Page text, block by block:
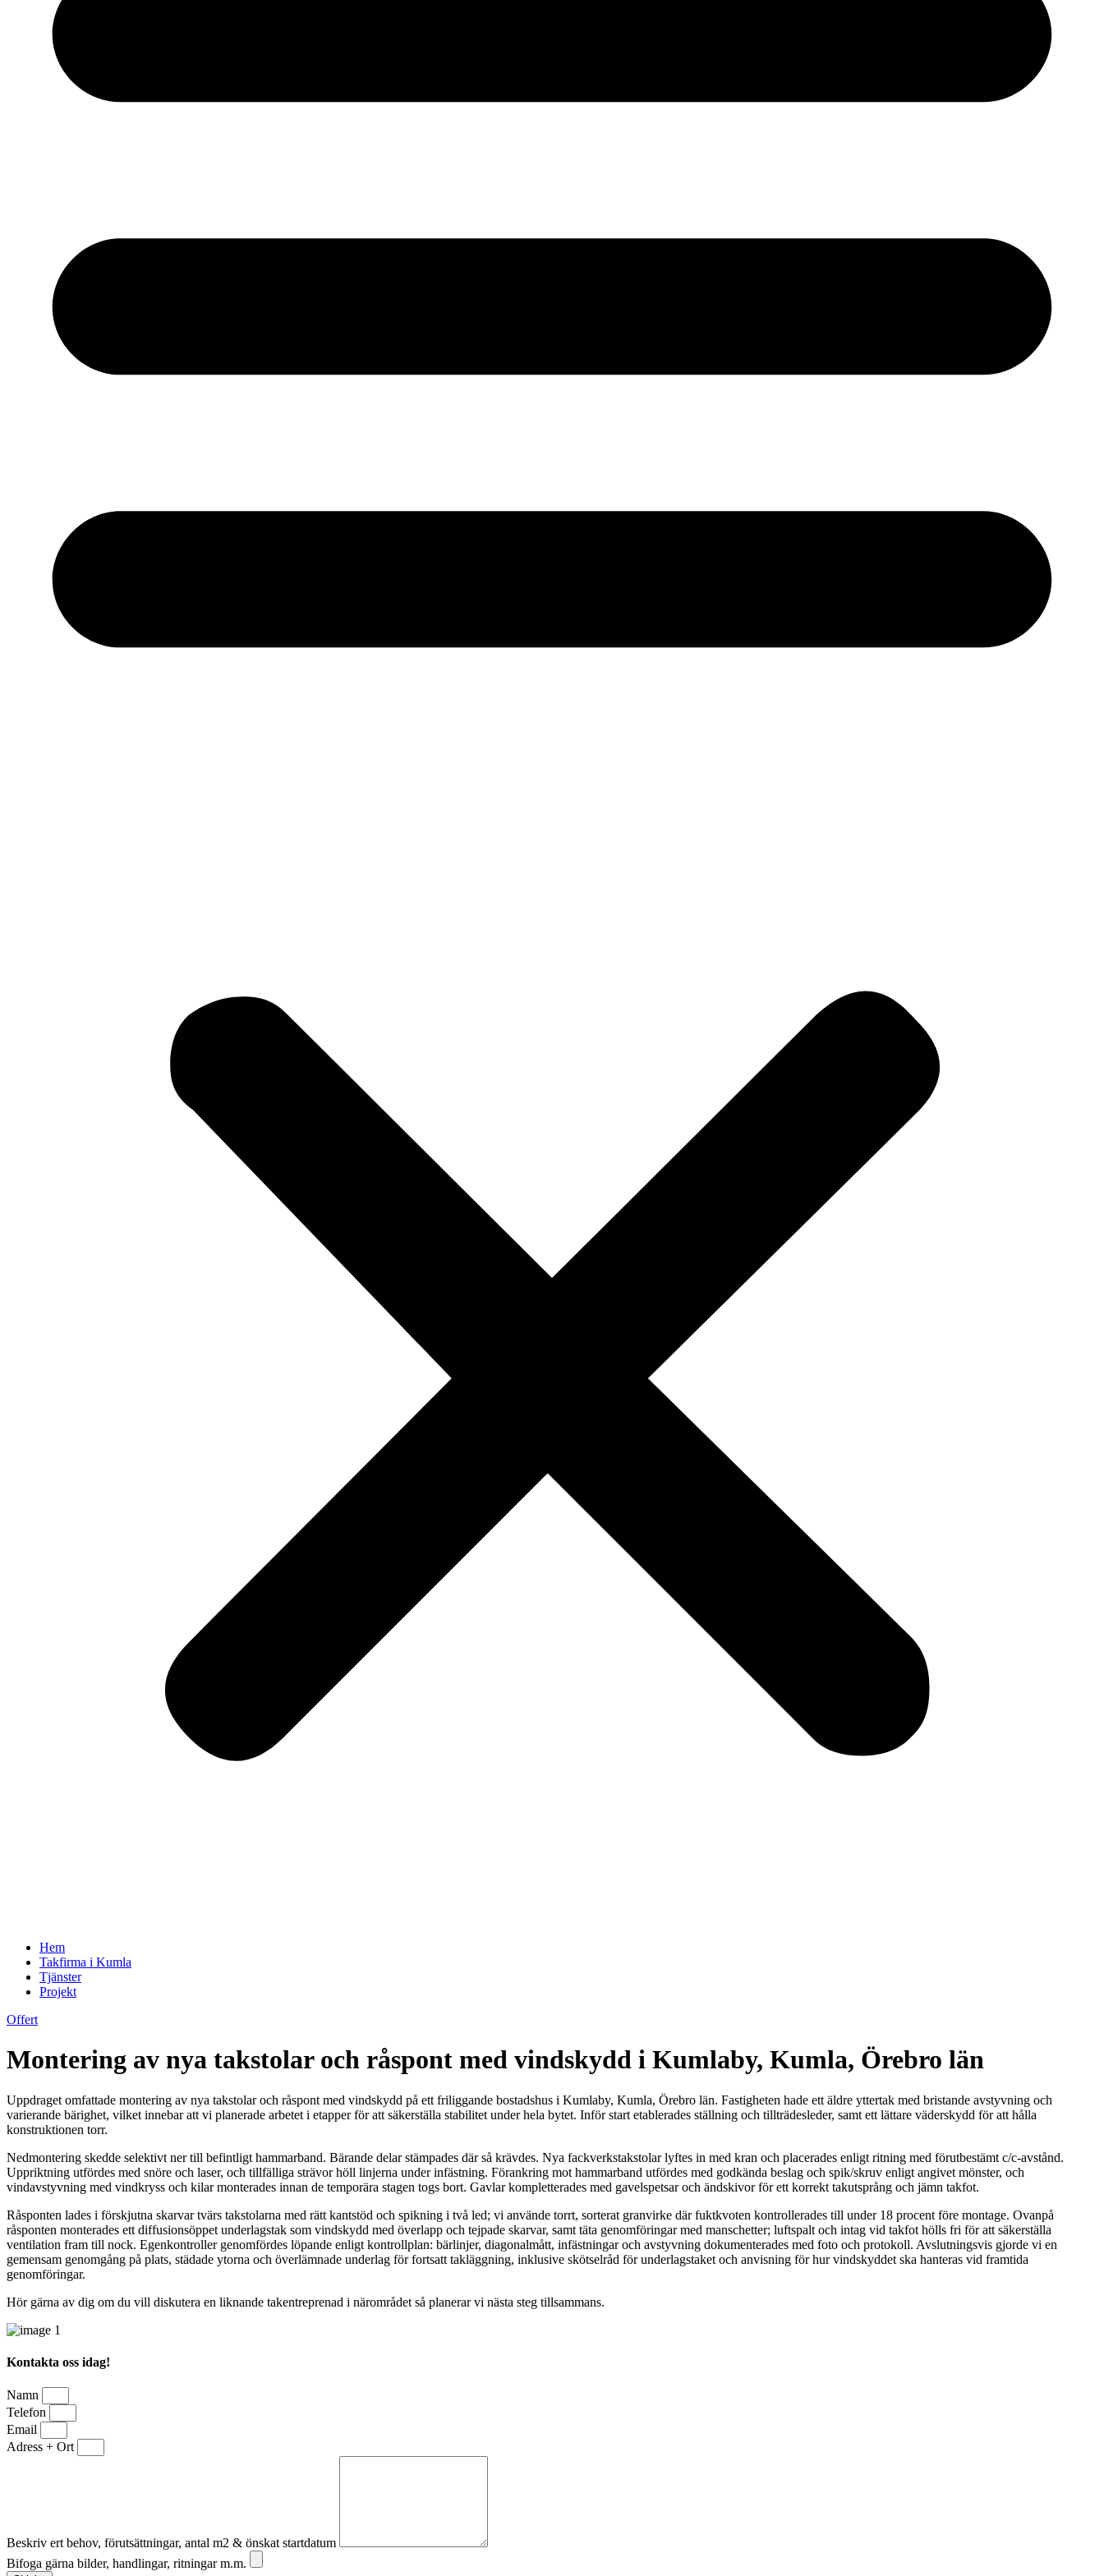
Hem
Takfirma i Kumla
Tjänster
Projekt
Offert
Montering av nya takstolar och råspont med vindskydd i Kumlaby, Kumla, Örebro län
Uppdraget omfattade montering av nya takstolar och råspont med vindskydd på ett friliggande bostadshus i Kumlaby, Kumla, Örebro län. Fastigheten hade ett äldre yttertak med bristande avstyvning och
varierande bärighet, vilket innebar att vi planerade arbetet i etapper för att säkerställa stabilitet under hela bytet. Inför start etablerades ställning och tillträdesleder, samt ett lättare väderskydd för att hålla
konstruktionen torr.
Nedmontering skedde selektivt ner till befintligt hammarband. Bärande delar stämpades där så krävdes. Nya fackverkstakstolar lyftes in med kran och placerades enligt ritning med förutbestämt c/c‑avstånd.
Uppriktning utfördes med snöre och laser, och tillfälliga strävor höll linjerna under infästning. Förankring mot hammarband utfördes med godkända beslag och spik/skruv enligt angivet mönster, och
vindavstyvning med vindkryss och kilar monterades innan de temporära stagen togs bort. Gavlar kompletterades med gavelspetsar och ändskivor för ett korrekt takutsprång och jämn takfot.
Råsponten lades i förskjutna skarvar tvärs takstolarna med rätt kantstöd och spikning i två led; vi använde torrt, sorterat granvirke där fuktkvoten kontrollerades till under 18 procent före montage. Ovanpå
råsponten monterades ett diffusionsöppet underlagstak som vindskydd med överlapp och tejpade skarvar, samt täta genomföringar med manschetter; luftspalt och intag vid takfot hölls fri för att säkerställa
ventilation fram till nock. Egenkontroller genomfördes löpande enligt kontrollplan: bärlinjer, diagonalmått, infästningar och avstyvning dokumenterades med foto och protokoll. Avslutningsvis gjorde vi en
gemensam genomgång på plats, städade ytorna och överlämnade underlag för fortsatt takläggning, inklusive skötselråd för underlagstaket och anvisning för hur vindskyddet ska hanteras vid framtida
genomföringar.
Hör gärna av dig om du vill diskutera en liknande takentreprenad i närområdet så planerar vi nästa steg tillsammans.
Kontakta oss idag!
Namn
Telefon
Email
Adress + Ort
Beskriv ert behov, förutsättningar, antal m2 & önskat startdatum
Bifoga gärna bilder, handlingar, ritningar m.m.